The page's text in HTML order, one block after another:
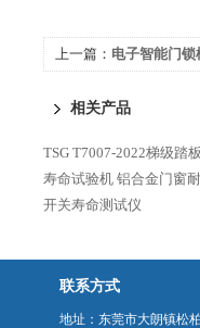
上一篇： 电子智能门
相关产品
TSG T7007-2022梯级踏
寿命试验机 铝合金门窗
开关寿命测试仪
联系方式
地址：东莞市大朗镇松